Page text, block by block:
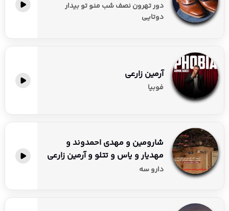
دور تهرون نصف شب منو تو بیدار
دوتایی
آرمین زارعی
فوبیا
شارومین و مهدی احمدوند و
مهدیار و یاس و تتلو و آرمین زارعی
دارو سه